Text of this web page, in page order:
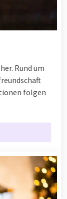
Rund um
folgen